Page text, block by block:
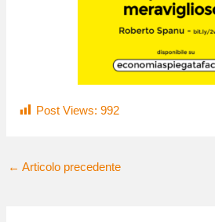
Post Views: 992
← Articolo precedente